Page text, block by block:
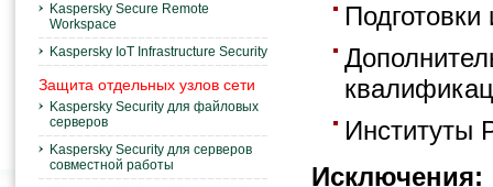
Kaspersky Secure Remote
Workspace
Kaspersky IoT Infrastructure Security
Защита отдельных узлов сети
Kaspersky Security для файловых
серверов
Kaspersky Security для серверов
совместной работы
Подготовки
Институты
Исключения: